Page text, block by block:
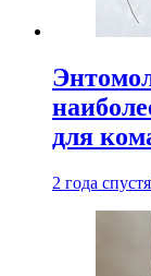
для
2 года спустя